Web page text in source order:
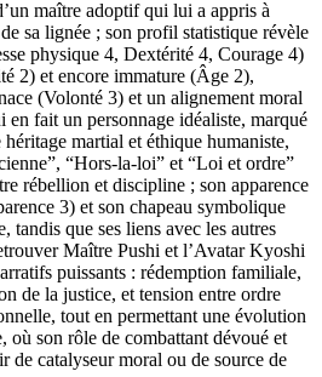
maître adoptif qui lui a appris à
sa lignée ; son profil statistique révèle
physique 4, Dextérité 4, Courage 4)
2) et encore immature (Âge 2),
(Volonté 3) et un alignement moral
fait un personnage idéaliste, marqué
martial et éthique humaniste,
“Hors-la-loi” et “Loi et ordre”
rébellion et discipline ; son apparence
3) et son chapeau symbolique
tandis que ses liens avec les autres
Maître Pushi et l’Avatar Kyoshi
puissants : rédemption familiale,
de la justice, et tension entre ordre
tout en permettant une évolution
où son rôle de combattant dévoué et
de catalyseur moral ou de source de